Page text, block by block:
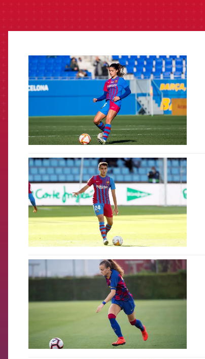
FCB Barcelona badge
FCB Barcelona badge
FCB Barcelona badge